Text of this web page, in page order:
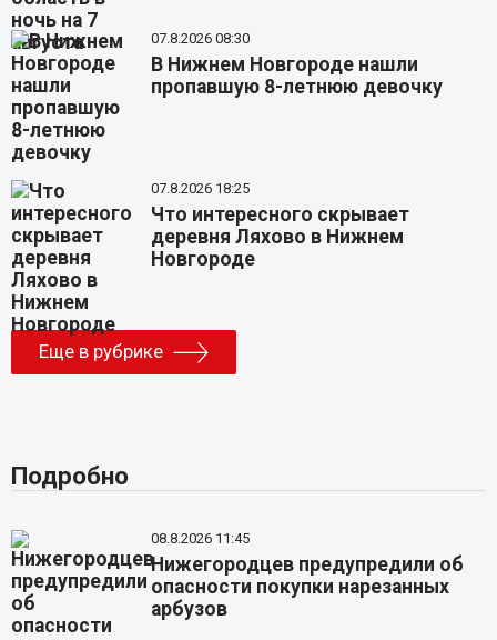
07.8.2026 08:30
В Нижнем Новгороде нашли
пропавшую 8-летнюю девочку
07.8.2026 18:25
Что интересного скрывает
деревня Ляхово в Нижнем
Новгороде
Еще в рубрике
Подробно
08.8.2026 11:45
Нижегородцев предупредили об
опасности покупки нарезанных
арбузов